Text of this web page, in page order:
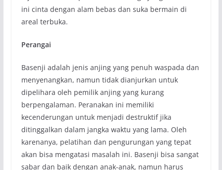
ini cinta dengan alam bebas dan suka bermain di
areal terbuka.
Perangai
Basenji adalah jenis anjing yang penuh waspada dan
menyenangkan, namun tidak dianjurkan untuk
dipelihara oleh pemilik anjing yang kurang
berpengalaman. Peranakan ini memiliki
kecenderungan untuk menjadi destruktif jika
ditinggalkan dalam jangka waktu yang lama. Oleh
karenanya, pelatihan dan pengurungan yang tepat
akan bisa mengatasi masalah ini. Basenji bisa sangat
sabar dan baik dengan anak-anak, namun harus